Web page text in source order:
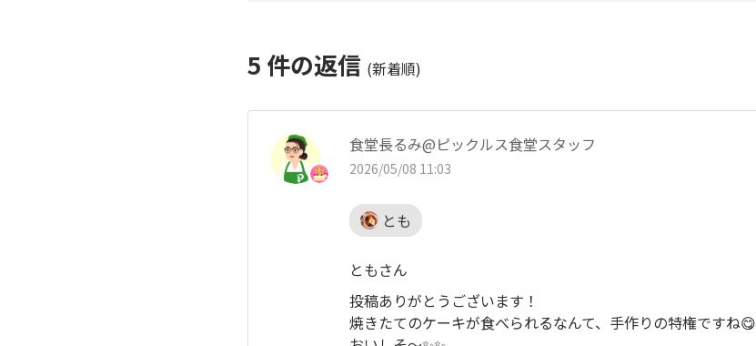
5 件の返信 (新着順)
食堂長るみ@ピックルス食堂スタッフ
2026/05/08 11:03
とも
ともさん
投稿ありがとうございます！
焼きたてのケーキが食べられるなんて、手作りの特権ですね😋